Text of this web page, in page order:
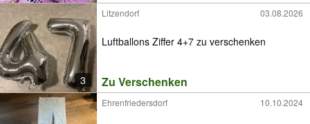
3
Litzendorf 03.08.2026
Luftballons Ziffer 4+7 zu verschenken
Zu Verschenken
Ehrenfriedersdorf 10.10.2024